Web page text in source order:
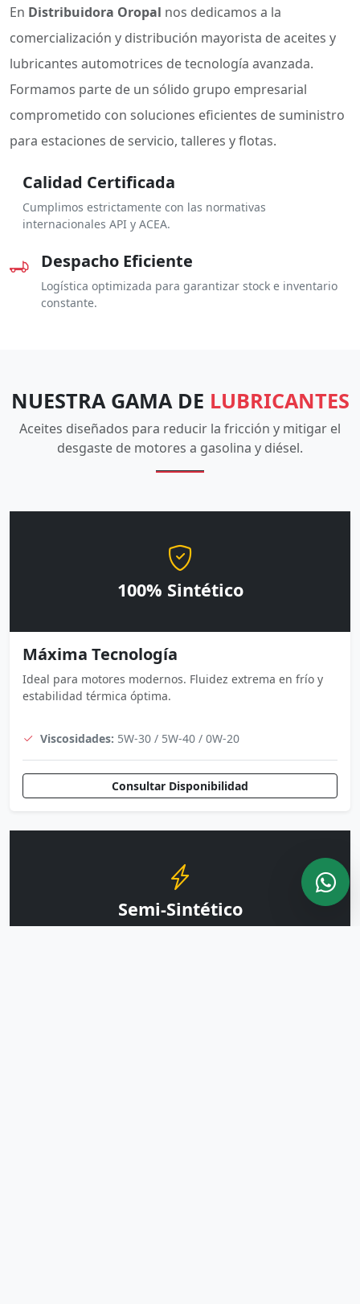
En Distribuidora Oropal nos dedicamos a la
comercialización y distribución mayorista de aceites y
lubricantes automotrices de tecnología avanzada.
Formamos parte de un sólido grupo empresarial
comprometido con soluciones eficientes de suministro
para estaciones de servicio, talleres y flotas.
Calidad Certificada
Cumplimos estrictamente con las normativas
internacionales API y ACEA.
Despacho Eficiente
Logística optimizada para garantizar stock e inventario
constante.
NUESTRA GAMA DE LUBRICANTES
Aceites diseñados para reducir la fricción y mitigar el
desgaste de motores a gasolina y diésel.
100% Sintético
Máxima Tecnología
Ideal para motores modernos. Fluidez extrema en frío y
estabilidad térmica óptima.
Viscosidades: 5W-30 / 5W-40 / 0W-20
Consultar Disponibilidad
Semi-Sintético